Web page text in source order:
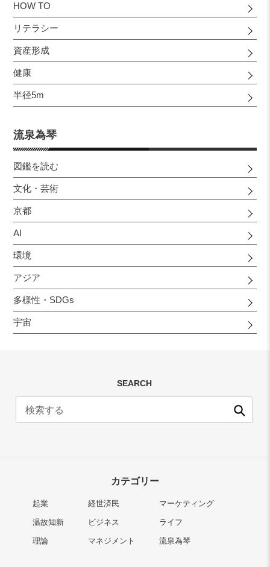
HOW TO
リテラシー
資産形成
健康
半径5m
流泉為琴
図鑑を読む
文化・芸術
京都
AI
環境
アジア
多様性・SDGs
宇宙
SEARCH
送
カテゴリー
起業
温故知新
理論
経世済民
ビジネス
マネジメント
マーケティング
ライフ
流泉為琴